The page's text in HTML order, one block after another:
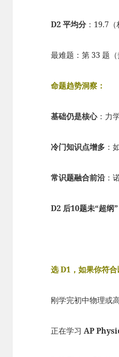
D2 平均分：19.7（
最难题：第 33 题（
命题趋势洞察：
基础仍是核心：力
冷门知识点增多 ：
常识题融合前沿：
D2 后10题未“超纲”
选 D1，如果你符合
刚学完初中物理或
正在学习AP